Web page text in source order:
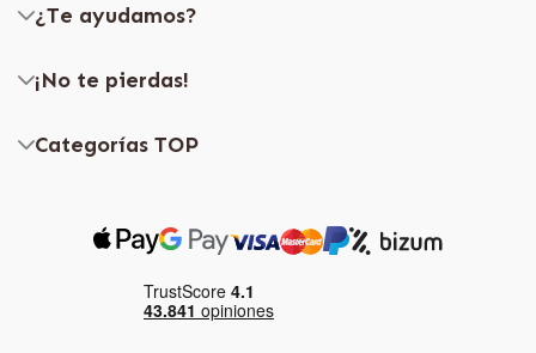
¿Te ayudamos?
¡No te pierdas!
Categorías TOP